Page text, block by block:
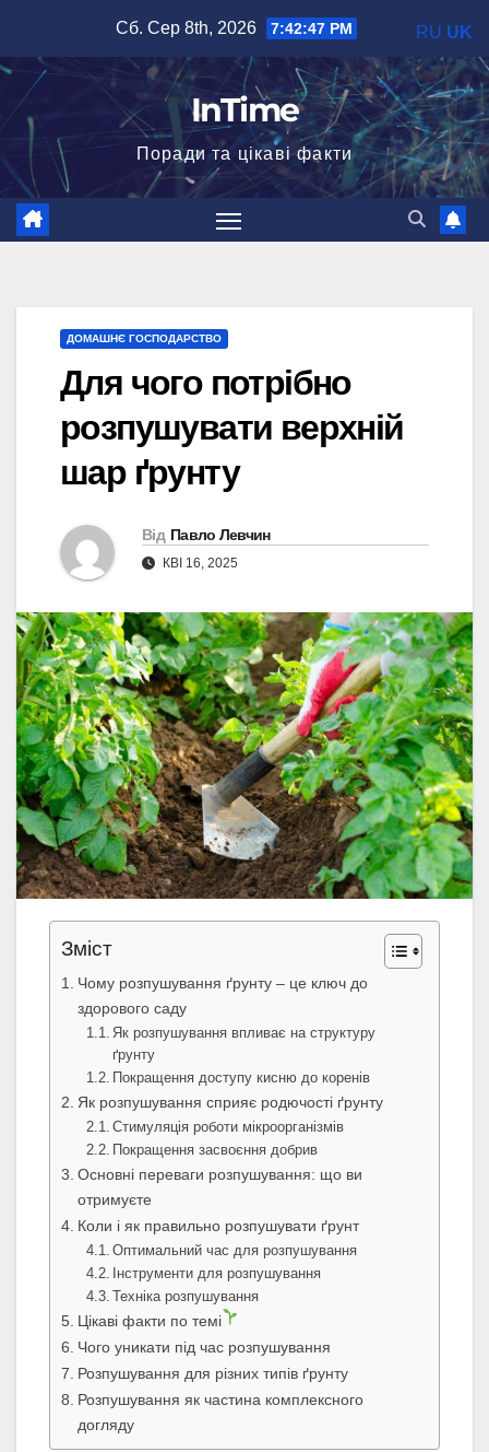
вмісту
Сб. Сер 8th, 2026 7:42:48 PM
InTime
Поради та цікаві факти
ДОМАШНЄ ГОСПОДАРСТВО
Для чого потрібно
розпушувати верхній
шар ґрунту
Від Павло Левчин
КВІ 16, 2025
Зміст
Чому розпушування ґрунту – це ключ до
здорового саду
Як розпушування впливає на структуру
ґрунту
Покращення доступу кисню до коренів
Як розпушування сприяє родючості ґрунту
Стимуляція роботи мікроорганізмів
Покращення засвоєння добрив
Основні переваги розпушування: що ви
отримуєте
Коли і як правильно розпушувати ґрунт
Оптимальний час для розпушування
Інструменти для розпушування
Техніка розпушування
Цікаві факти по темі
Чого уникати під час розпушування
Розпушування для різних типів ґрунту
Розпушування як частина комплексного
догляду
RU UK